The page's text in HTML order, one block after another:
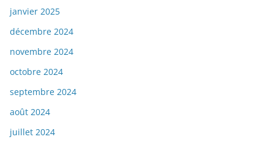
janvier 2025
décembre 2024
novembre 2024
octobre 2024
septembre 2024
août 2024
juillet 2024